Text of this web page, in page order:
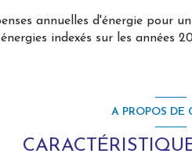
et l'accès au double
clos (portail motorisé)
comporte aucune anomalie
complète le mode de
est conforme.
annuelles d'énergie pour
indexés sur les années
A PROPOS DE